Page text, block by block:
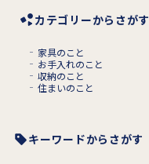
カテゴリーからさがす
家具のこと
お手入れのこと
収納のこと
住まいのこと
キーワードからさがす